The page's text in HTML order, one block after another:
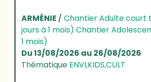
ARMÉNIE / Chantier Adulte court
jours à 1 mois) Chantier
1 mois)
Du 13/08/2026 au 26/08/2026
Thématique ENVI,KIDS,CULT